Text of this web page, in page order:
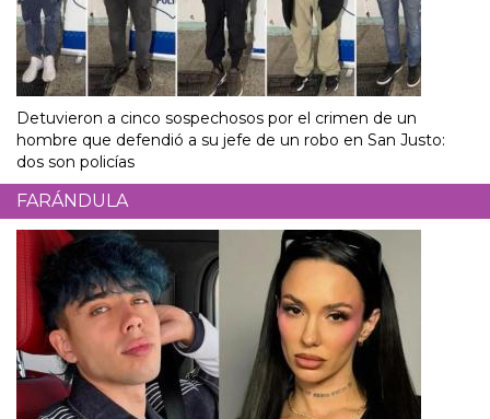
Detuvieron a cinco sospechosos por el crimen de un
hombre que defendió a su jefe de un robo en San Justo:
dos son policías
FARÁNDULA